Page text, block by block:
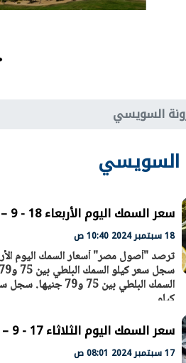
السويسي
السويسي
سعر السمك اليوم الأربعاء 18 - 9 – 2024 في السوق المصري
18 سبتمبر 2024 10:40 ص
كيلو
سعر السمك اليوم الثلاثاء 17 - 9 – 2024 في السوق المصري
17 سبتمبر 2024 08:01 ص